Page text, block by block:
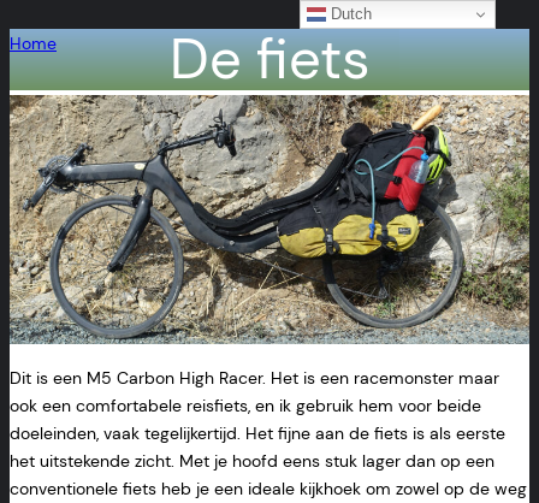
Ga
de
inhoud
Home De fiets
Dit is een M5 Carbon High Racer. Het is een racemonster maar
ook een comfortabele reisfiets, en ik gebruik hem voor beide
doeleinden, vaak tegelijkertijd. Het fijne aan de fiets is als eerste
het uitstekende zicht. Met je hoofd eens stuk lager dan op een
conventionele fiets heb je een ideale kijkhoek om zowel op de weg
Dutch